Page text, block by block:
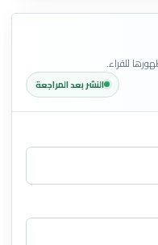
للقراء.
النشر بعد المراجعة